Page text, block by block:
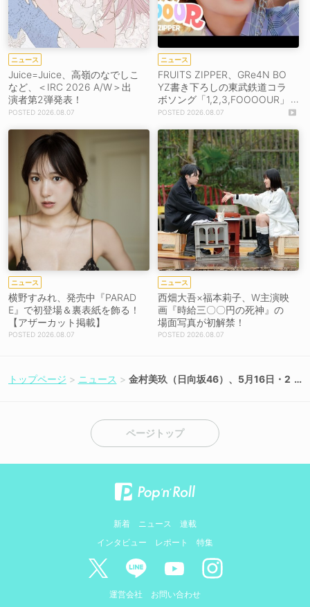
ニュース
Juice=Juice、高嶺のなでしこ
など、＜IRC 2026 A/W＞出
演者第2弾発表！
2026.08.07
ニュース
FRUITS ZIPPER、GRe4N BO
YZ書き下ろしの東武鉄道コラ
ボソング「1,2,3,FOOOOUR」
をリリース＆MV公開！
2026.08.07
ニュース
横野すみれ、発売中『PARAD
E』で初登場＆裏表紙を飾る！
【アザーカット掲載】
2026.08.07
ニュース
西畑大吾×福本莉子、W主演映
画『時給三〇〇円の死神』の
場面写真が初解禁！
2026.08.07
トップページ ニュース
金村美玖（日向坂46）、5月16日・2
ページトップ
新着 ニュース
連載
インタビュー
レポート 特集
運営会社 お問い合わせ